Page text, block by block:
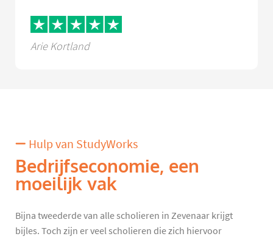
Arie Kortland
Hulp van StudyWorks
Bedrijfseconomie, een
moeilijk vak
Bijna tweederde van alle scholieren in Zevenaar krijgt
bijles. Toch zijn er veel scholieren die zich hiervoor